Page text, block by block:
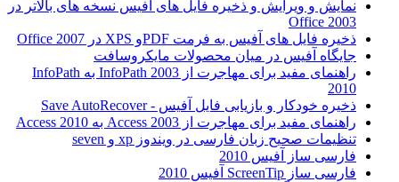
نمایش و ویرایش و ذخیره فایل های آفیس نسخه های بالاتر در
Office 2003
ذخیره فایل های آفیس به فرمت PDFو XPS در Office 2007
جایگاه آفیس در میان محصولات مایکروسافت
راهنمای مفید برای مهاجرت از InfoPath 2003 به InfoPath
2010
ذخیره خودکار و بازیابی فایل آفیس - Save AutoRecover
راهنمای مفید برای مهاجرت از Access 2003 به Access 2010
تنظیمات صحیح زبان فارسی در ویندوز xp و seven
فارسی ساز آفیس 2010
فارسی ساز ScreenTip آفیس 2010